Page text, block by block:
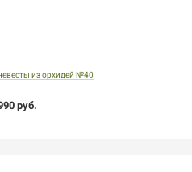
из орхидей №40
руб.